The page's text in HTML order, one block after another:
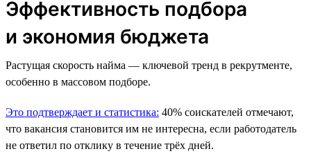
Эффективность подбора
и экономия бюджета
Растущая скорость найма — ключевой тренд в рекрутменте,
особенно в массовом подборе.
Это подтверждает и статистика: 40% соискателей отмечают,
что вакансия становится им не интересна, если работодатель
не ответил по отклику в течение трёх дней.